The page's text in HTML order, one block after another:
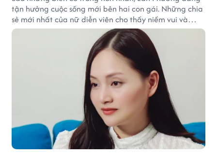
tận hưởng cuộc sống mới bên hai con gái. Những chia
sẻ mới nhất của nữ diễn viên cho thấy niềm vui và
hạnh phúc hiện tại đến từ những điều bình dị mỗi